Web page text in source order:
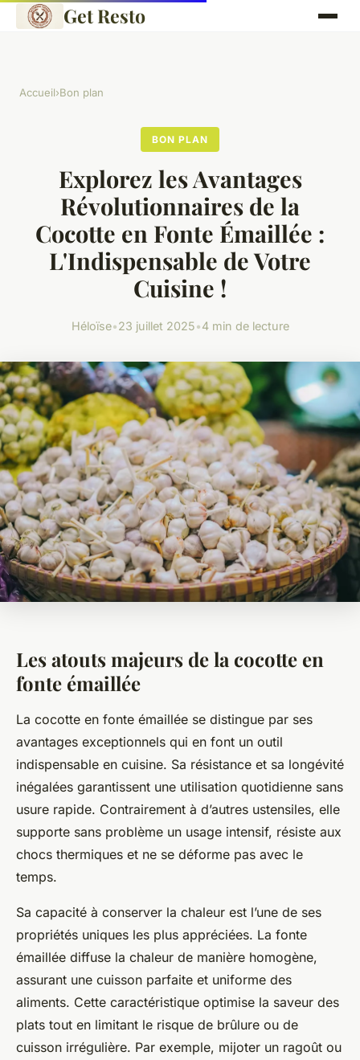
Get Resto
Accueil›Bon plan
BON PLAN
Explorez les Avantages
Révolutionnaires de la
Cocotte en Fonte Émaillée :
L'Indispensable de Votre
Cuisine !
Héloïse•23 juillet 2025•4 min de lecture
Les atouts majeurs de la cocotte en
fonte émaillée
La cocotte en fonte émaillée se distingue par ses
avantages exceptionnels qui en font un outil
indispensable en cuisine. Sa résistance et sa longévité
inégalées garantissent une utilisation quotidienne sans
usure rapide. Contrairement à d’autres ustensiles, elle
supporte sans problème un usage intensif, résiste aux
chocs thermiques et ne se déforme pas avec le
temps.
Sa capacité à conserver la chaleur est l’une de ses
propriétés uniques les plus appréciées. La fonte
émaillée diffuse la chaleur de manière homogène,
assurant une cuisson parfaite et uniforme des
aliments. Cette caractéristique optimise la saveur des
plats tout en limitant le risque de brûlure ou de
cuisson irrégulière. Par exemple, mijoter un ragoût ou